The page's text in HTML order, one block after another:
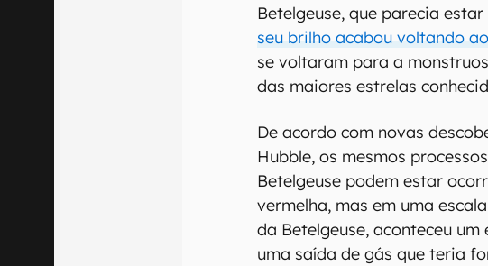
Betelgeuse, que parecia
seu brilho acabou voltando
se voltaram para a
das maiores estrelas
De acordo com novas
Hubble, os mesmos
Betelgeuse podem estar
vermelha, mas em uma
da Betelgeuse, aconteceu
uma saída de gás que teria